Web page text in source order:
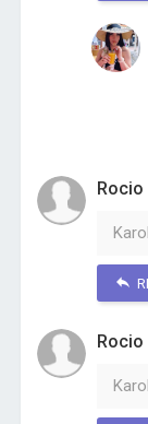
Rocio
Rocio